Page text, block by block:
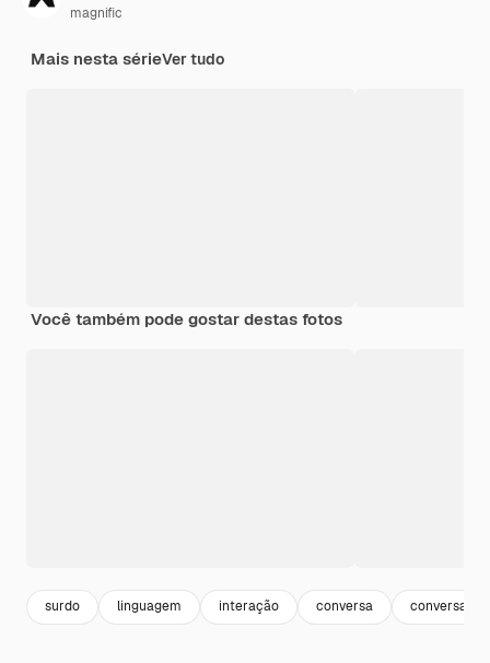
magnific
Mais nesta sérieVer tudo
Você também pode gostar destas fotos
surdo linguagem interação conversa conversando